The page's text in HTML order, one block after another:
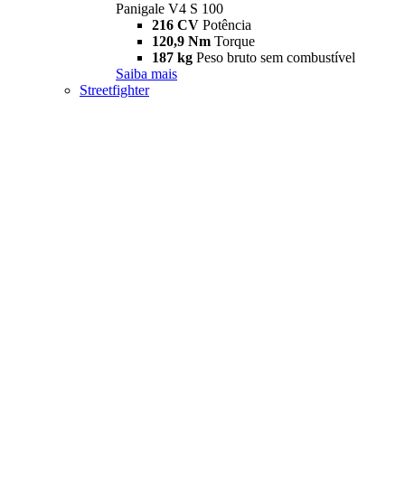
Panigale V4 S 100
216 CV Potência
120,9 Nm Torque
187 kg Peso bruto sem combustível
Saiba mais
Streetfighter